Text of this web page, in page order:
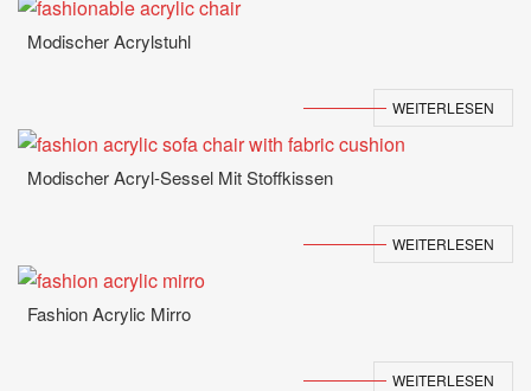
Modischer Acrylstuhl
WEITERLESEN
Modischer Acryl-Sessel Mit Stoffkissen
WEITERLESEN
Fashion Acrylic Mirro
WEITERLESEN